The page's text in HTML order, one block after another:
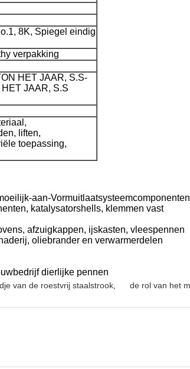
8K, Spiegel eindig
verpakking
HET JAAR, S.S-
JAAR, S.S
liften,
toepassing,
aan-
katalysatorshells, klemmen vast
afzuigkappen, ijskasten, vleespennen
oliebrander en verwarmerdelen
dierlijke pennen
van de roestvrij staalstrook de rol van het